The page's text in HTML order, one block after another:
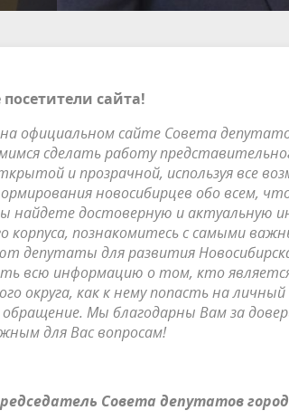
сайта!
офици­аль­ном сай­те Со­ве­та
сде­лать ра­бо­ту
и проз­рач­ной, ис­поль­зуя все
но­во­си­бир­цев обо всем,
най­де­те дос­то­вер­ную и ак­ту­аль­ную
кор­пу­са, поз­на­ко­ми­тесь с са­мы­ми
де­пу­та­ты для раз­ви­тия
всю ин­фор­ма­цию о том, кто
ок­ру­га, как к не­му по­па­сть на
Мы бла­го­дар­ны Вам за
для Вас воп­ро­сам!
Совета депутатов